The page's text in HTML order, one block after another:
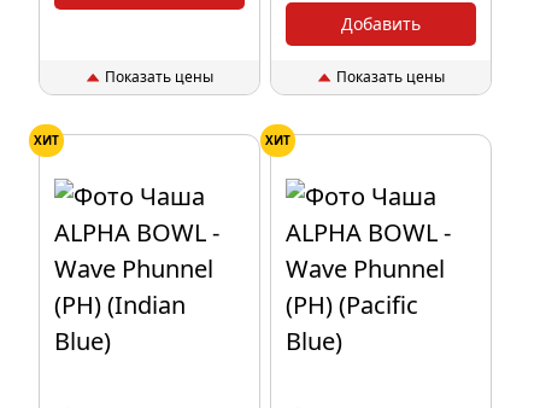
Показать цены
Добавить
Показать цены
ХИТ ХИТ